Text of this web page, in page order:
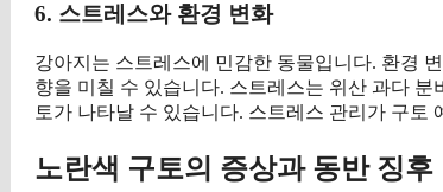
6. 스트레스와 환경 변화
강아지는 스트레스에 민감한 동물입니다. 환경
향을 미칠 수 있습니다. 스트레스는 위산 과다
토가 나타날 수 있습니다. 스트레스 관리가 구토
노란색 구토의 증상과 동반 징후